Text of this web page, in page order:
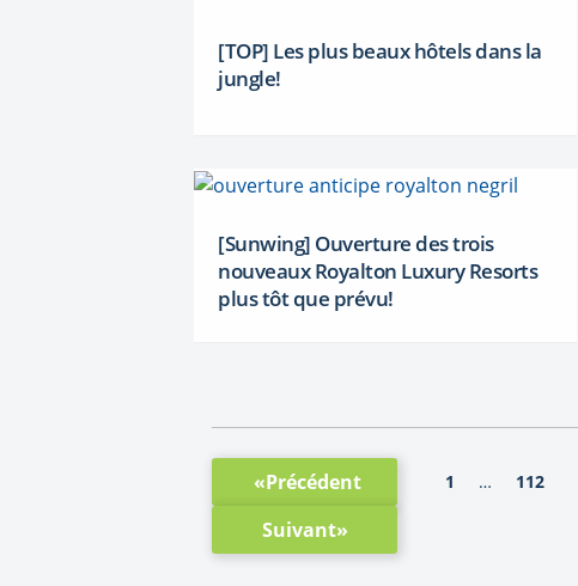
[TOP] Les plus beaux hôtels dans la
jungle!
[Sunwing] Ouverture des trois
nouveaux Royalton Luxury Resorts
plus tôt que prévu!
«Précédent 1 … 112
Suivant»